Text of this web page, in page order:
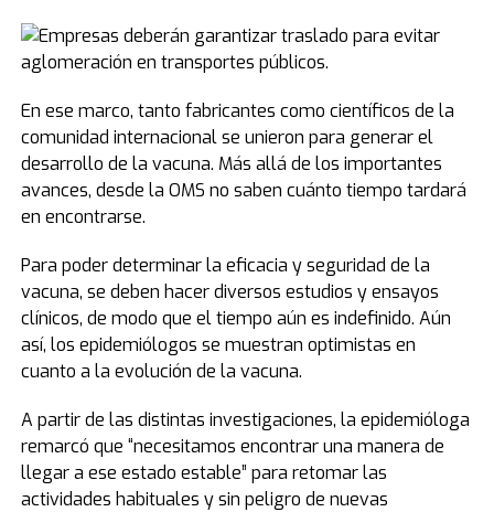
En ese marco, tanto fabricantes como científicos de la
comunidad internacional se unieron para generar el
desarrollo de la vacuna. Más allá de los importantes
avances, desde la OMS no saben cuánto tiempo tardará
en encontrarse.
Para poder determinar la eficacia y seguridad de la
vacuna, se deben hacer diversos estudios y ensayos
clínicos, de modo que el tiempo aún es indefinido. Aún
así, los epidemiólogos se muestran optimistas en
cuanto a la evolución de la vacuna.
A partir de las distintas investigaciones, la epidemióloga
remarcó que “necesitamos encontrar una manera de
llegar a ese estado estable” para retomar las
actividades habituales y sin peligro de nuevas